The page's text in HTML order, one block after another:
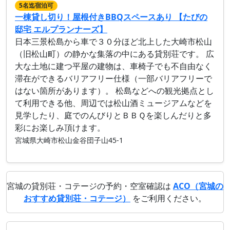
5名迄宿泊可
一棟貸し切り！屋根付きBBQスペースあり 【たびの
邸宅 エルプランナーズ】
日本三景松島から車で３０分ほど北上した大崎市松山
（旧松山町）の静かな集落の中にある貸別荘です。 広
大な土地に建つ平屋の建物は、車椅子でも不自由なく
滞在ができるバリアフリー仕様（一部バリアフリーで
はない箇所があります）。 松島などへの観光拠点とし
て利用できる他、周辺では松山酒ミュージアムなどを
見学したり、庭でのんびりとＢＢＱを楽しんだりと多
彩にお楽しみ頂けます。
宮城県大崎市松山金谷団子山45-1
宮城の貸別荘・コテージの予約・空室確認は ACO（宮城の
おすすめ貸別荘・コテージ）
をご利用ください。